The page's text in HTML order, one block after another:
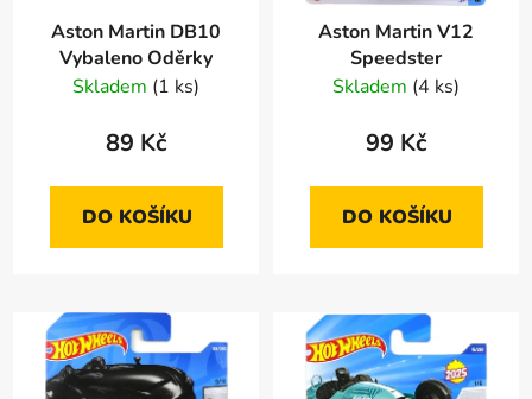
Aston Martin DB10
Vybaleno Oděrky
Skladem (1 ks)
89 Kč
DO KOŠÍKU
Aston Martin V12
Speedster
Skladem (4 ks)
99 Kč
DO KOŠÍKU